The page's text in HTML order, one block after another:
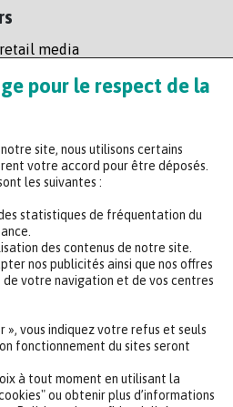
media
d'Antin, 75009 Paris
REJOINDRE NOTRE ÉQUIPE
pour le respect de la
site, nous utilisons certains
votre accord pour être déposés.
les suivantes :
statistiques de fréquentation du
des contenus de notre site.
nos publicités ainsi que nos offres
votre navigation et de vos centres
», vous indiquez votre refus et seuls
fonctionnement du sites seront
à tout moment en utilisant la
ou obtenir plus d’informations